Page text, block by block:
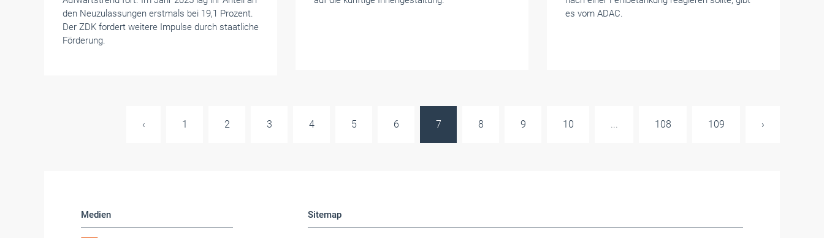
den Neuzulassungen erstmals bei 19,1 Prozent.
Der ZDK fordert weitere Impulse durch staatliche
Förderung.
es vom ADAC.
‹ 1 2 3 4 5 6 7 8 9 10 ... 108 109 ›
Medien Sitemap